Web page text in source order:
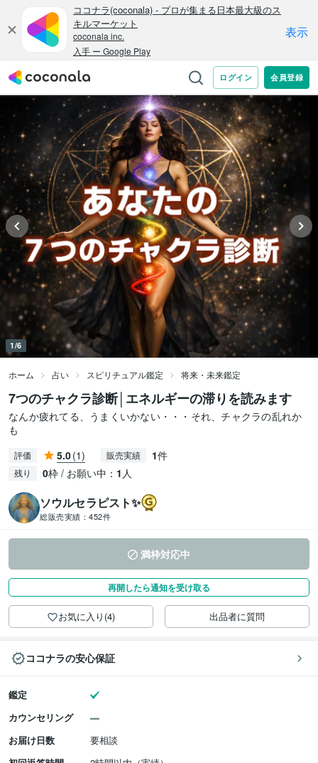
1/6
ホーム 占い スピリチュアル鑑定 将来・未来鑑定
7つのチャクラ診断│エネルギーの滞りを読みます
なんか疲れてる、うまくいかない・・・それ、チャクラの乱れか
も
評価 5.0(1) 販売実績 1件
残り 0枠 / お願い中： 1 人
ソウルセラピスト✨
総販売実績： 452件
満枠対応中
再開したら通知を受け取る
お気に入り(4) 出品者に質問
ココナラの安心保証
鑑定
カウンセリング
お届け日数
要相談